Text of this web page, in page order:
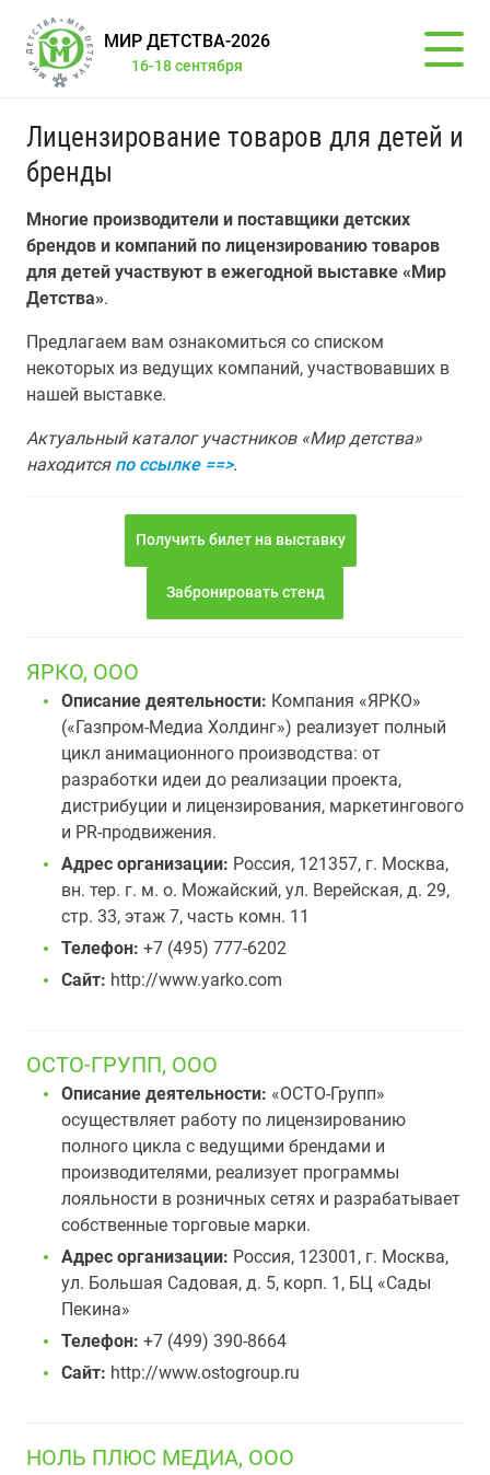
МИР ДЕТСТВА-2026
16-18 сентября
Лицензирование товаров для детей и
бренды
Многие производители и поставщики детских
брендов и компаний по лицензированию товаров
для детей участвуют в ежегодной выставке «Мир
Детства».
Предлагаем вам ознакомиться со списком
некоторых из ведущих компаний, участвовавших в
нашей выставке.
Актуальный каталог участников «Мир детства»
находится по ссылке ==>.
Получить билет на выставку
Забронировать стенд
ЯРКО, ООО
Описание деятельности: Компания «ЯРКО»
(«Газпром-Медиа Холдинг») реализует полный
цикл анимационного производства: от
разработки идеи до реализации проекта,
дистрибуции и лицензирования, маркетингового
и PR-продвижения.
Адрес организации: Россия, 121357, г. Москва,
вн. тер. г. м. о. Можайский, ул. Верейская, д. 29,
стр. 33, этаж 7, часть комн. 11
Телефон: +7 (495) 777-6202
Сайт: http://www.yarko.com
ОСТО-ГРУПП, ООО
Описание деятельности: «ОСТО-Групп»
осуществляет работу по лицензированию
полного цикла с ведущими брендами и
производителями, реализует программы
лояльности в розничных сетях и разрабатывает
собственные торговые марки.
Адрес организации: Россия, 123001, г. Москва,
ул. Большая Садовая, д. 5, корп. 1, БЦ «Сады
Пекина»
Телефон: +7 (499) 390-8664
Сайт: http://www.ostogroup.ru
НОЛЬ ПЛЮС МЕДИА, ООО